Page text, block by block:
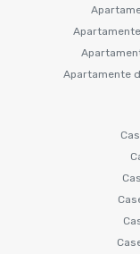
Apartamente